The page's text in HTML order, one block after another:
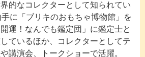
的なコレクターとして知られてい
に「ブリキのおもちゃ博物館」を
運！なんでも鑑定団」に鑑定士と
ているほか、コレクターとしてテ
講演会、トークショーで活躍。